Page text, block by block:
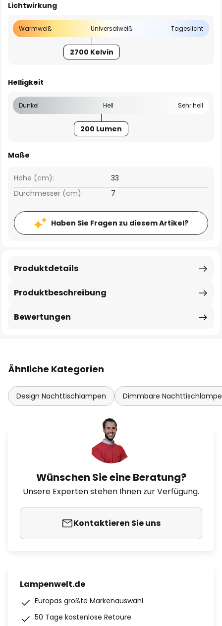
Lichtwirkung
Warmweiß Universalweiß Tageslicht
2700 Kelvin
Helligkeit
Dunkel Hell Sehr hell
200 Lumen
Maße
Höhe (cm):
33
Durchmesser (cm):
7
Haben Sie Fragen zu diesem Artikel?
Produktbeschreibung
Produktdetails
Bewertungen
Ähnliche Kategorien
Design Nachttischlampen Dimmbare
Wünschen Sie eine Beratung?
Unsere Experten stehen Ihnen zur Verfügung.
Kontaktieren Sie uns
Lampenwelt.de
Europas größte Markenauswahl
50 Tage kostenlose Retoure